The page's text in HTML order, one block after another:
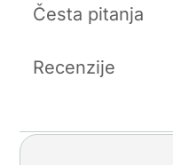
Česta pitanja
Recenzije